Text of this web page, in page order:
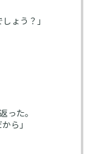
ょう？」
った。
ら」